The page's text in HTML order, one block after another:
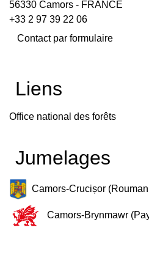
56330 Camors - FRANCE
+33 2 97 39 22 06
Contact par formulaire
Liens
Office national des forêts
Jumelages
Camors-Crucișor
Camors-Brynmawr